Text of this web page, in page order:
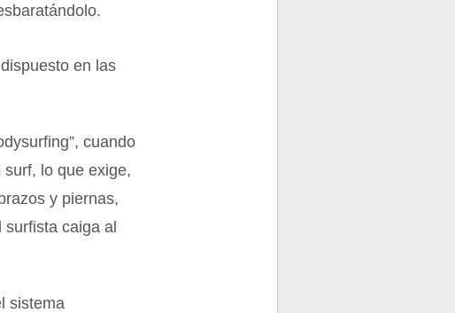
en las
cuando
lo que exige,
y piernas,
caiga al
sistema